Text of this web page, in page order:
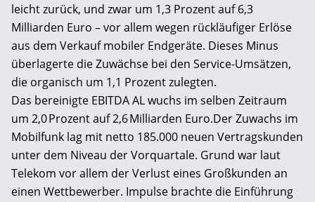
leicht zurück, und zwar um 1,3 Prozent auf 6,3
Milliarden Euro – vor allem wegen rückläufiger Erlöse
aus dem Verkauf mobiler Endgeräte. Dieses Minus
überlagerte die Zuwächse bei den Service-Umsätzen,
die organisch um 1,1 Prozent zulegten.
Das bereinigte EBITDA AL wuchs im selben Zeitraum
um 2,0 Prozent auf 2,6 Milliarden Euro.Der Zuwachs im
Mobilfunk lag mit netto 185.000 neuen Vertragskunden
unter dem Niveau der Vorquartale. Grund war laut
Telekom vor allem der Verlust eines Großkunden an
einen Wettbewerber. Impulse brachte die Einführung